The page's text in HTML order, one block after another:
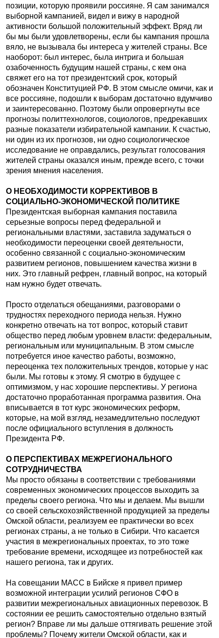
позиции, которую проявили россияне. Я сам занимался
выборной кампанией, видел и вижу в народной
активности большой положительный эффект. Вряд ли
бы мы были удовлетворены, если бы кампания прошла
вяло, не вызывала бы интереса у жителей страны. Все
наоборот: был интерес, была интрига и большая
озабоченность будущим нашей страны, с кем она
свяжет его на тот президентский срок, который
обозначен Конституцией РФ. В этом смысле омичи, как и
все россияне, подошли к выборам достаточно вдумчиво
и заинтересованно. Поэтому были опровергнуты все
прогнозы политтехнологов, социологов, предрекавших
разные показатели избирательной кампании. К счастью,
ни один из их прогнозов, ни одно социологическое
исследование не оправдались, результат голосования
жителей страны оказался иным, прежде всего, с точки
зрения мнения населения.
О НЕОБХОДИМОСТИ КОРРЕКТИВОВ В
СОЦИАЛЬНО-ЭКОНОМИЧЕСКОЙ ПОЛИТИКЕ
Президентская выборная кампания поставила
серьезные вопросы перед федеральной и
региональными властями, заставила задуматься о
необходимости переоценки своей деятельности,
особенно связанной с социально-экономическим
развитием регионов, повышением качества жизни в
них. Это главный рефрен, главный вопрос, на который
нам нужно будет отвечать.
Просто отделаться обещаниями, разговорами о
трудностях переходного периода нельзя. Нужно
конкретно отвечать на тот вопрос, который ставит
общество перед любым уровнем власти: федеральным,
региональным или муниципальным. В этом смысле
потребуется иное качество работы, возможно,
переоценка тех положительных трендов, которые у нас
были. Мы готовы к этому. Я смотрю в будущее с
оптимизмом, у нас хорошие перспективы. У региона
достаточно проработанная программа развития. Она
вписывается в тот курс экономических реформ,
которые, на мой взгляд, незамедлительно последуют
после официального вступления в должность
Президента РФ.
О ПЕРСПЕКТИВАХ МЕЖРЕГИОНАЛЬНОГО
СОТРУДНИЧЕСТВА
Мы просто обязаны в соответствии с требованиями
современных экономических процессов выходить за
пределы своего региона. Что мы и делаем. Мы вышли
со своей сельскохозяйственной продукцией за пределы
Омской области, реализуем ее практически во всех
регионах страны, а не только в Сибири. Что касается
участия в межрегиональных проектах, то это тоже
требование времени, исходящее из потребностей как
нашего региона, так и других.
На совещании МАСС в Бийске я привел пример
возможной интеграции усилий регионов СФО в
развитии межрегиональных авиационных перевозок. В
состоянии ее решить самостоятельно отдельно взятый
регион? Вправе ли мы дальше оттягивать решение этой
проблемы? Почему жители Омской области, как и